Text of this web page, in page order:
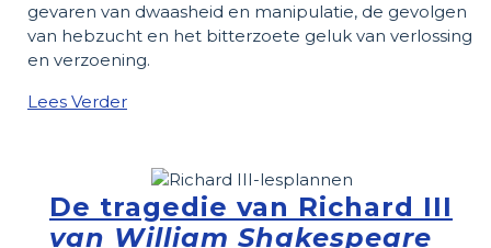
gevaren van dwaasheid en manipulatie, de gevolgen
van hebzucht en het bitterzoete geluk van verlossing
en verzoening.
Lees Verder
De tragedie van Richard III
van William Shakespeare